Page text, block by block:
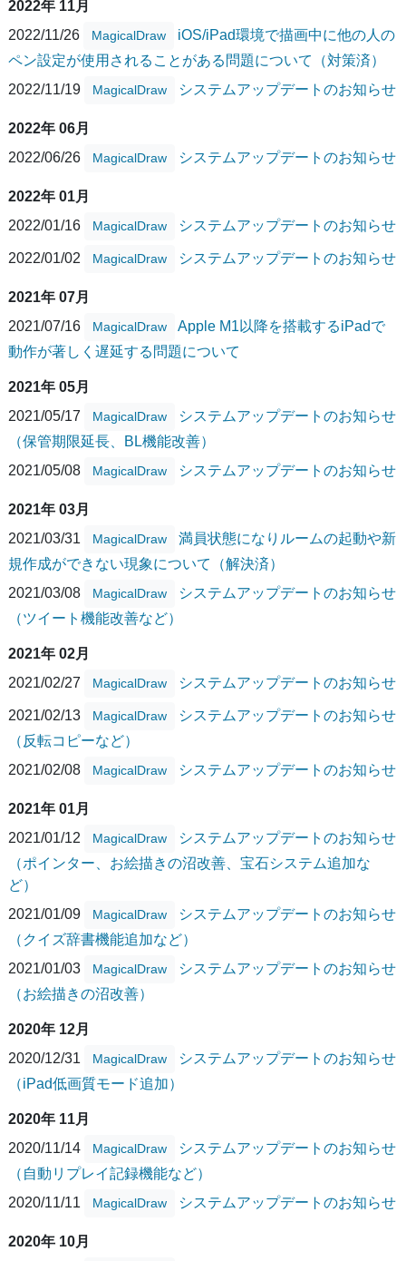
2022年 11月
2022/11/26
MagicalDraw
iOS/iPad環境で描画中に他の人の
ペン設定が使用されることがある問題について（対策済）
2022/11/19
MagicalDraw システムアップデートのお知らせ
2022年 06月
2022/06/26
MagicalDraw システムアップデートのお知らせ
2022年 01月
2022/01/16
MagicalDraw システムアップデートのお知らせ
2022/01/02 MagicalDraw システムアップデートのお知らせ
2021年 07月
2021/07/16
MagicalDraw
Apple M1以降を搭載するiPadで
動作が著しく遅延する問題について
2021年 05月
2021/05/17
MagicalDraw
システムアップデートのお知らせ
（保管期限延長、BL機能改善）
2021/05/08
MagicalDraw システムアップデートのお知らせ
2021年 03月
2021/03/31
MagicalDraw
満員状態になりルームの起動や新
規作成ができない現象について（解決済）
2021/03/08
MagicalDraw
システムアップデートのお知らせ
（ツイート機能改善など）
2021年 02月
2021/02/27
MagicalDraw システムアップデートのお知らせ
2021/02/13 MagicalDraw
システムアップデートのお知らせ
（反転コピーなど）
2021/02/08
MagicalDraw システムアップデートのお知らせ
2021年 01月
2021/01/12
MagicalDraw
システムアップデートのお知らせ
（ポインター、お絵描きの沼改善、宝石システム追加な
ど）
2021/01/09
MagicalDraw
システムアップデートのお知らせ
（クイズ辞書機能追加など）
2021/01/03
MagicalDraw
システムアップデートのお知らせ
（お絵描きの沼改善）
2020年 12月
2020/12/31
MagicalDraw
システムアップデートのお知らせ
（iPad低画質モード追加）
2020年 11月
2020/11/14
MagicalDraw
システムアップデートのお知らせ
（自動リプレイ記録機能など）
2020/11/11
MagicalDraw システムアップデートのお知らせ
2020年 10月